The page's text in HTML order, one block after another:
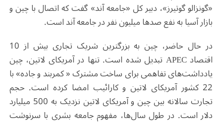
«گونزالو گوتیرز»، دبیر کل «جامعه آند» گفت که اتصال با چین و
بازار آسیا به نفع صدها میلیون نفر در جامعه آند است.
در حال حاضر، چین به بزرگترین شریک تجاری بیش از 10
اقتصادAPEC تبدیل شده است. تنها در آمریکای لاتین، چین
یادداشت‌های تفاهمی برای ساخت مشترک « کمربند و جاده» با
22 کشور آمریکای لاتین و کارائیب امضا کرده است. حجم
تجارت سالانه بین چین و آمریکای لاتین نزدیک به 500 میلیارد
دلار است. در طول سال‌ها، مفهوم جامعه‌ بشری با سرنوشت